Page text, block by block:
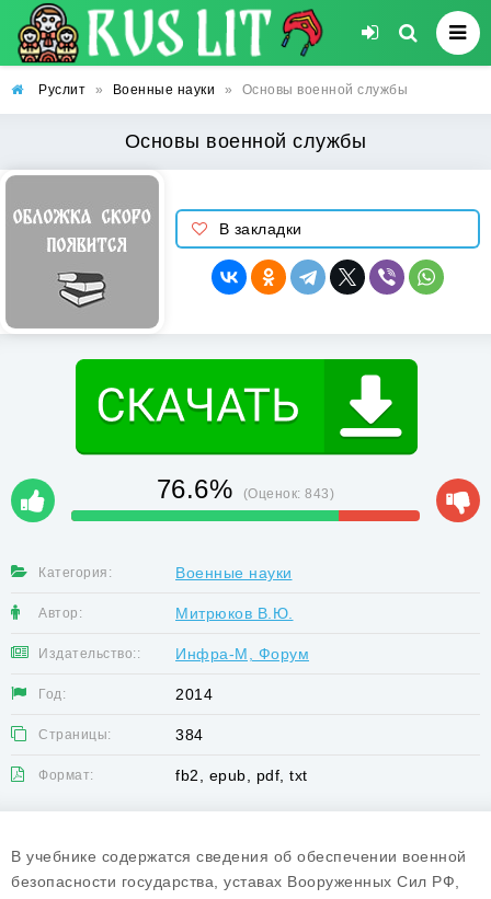
Руслит » Военные науки » Основы военной службы
Основы военной службы
В закладки
76.6% (Оценок:843)
Категория: Военные науки
Автор: Митрюков В.Ю.
Издательство:: Инфра-М, Форум
Год: 2014
Страницы: 384
Формат: fb2, epub, pdf, txt
В учебнике содержатся сведения об обеспечении военной
безопасности государства, уставах Вооруженных Сил РФ,